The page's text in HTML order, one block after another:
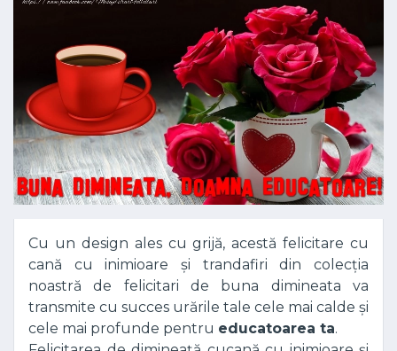
Cu un design ales cu grijă, acestă felicitare cu
cană cu inimioare și trandafiri din colecția
noastră de felicitari de buna dimineata va
transmite cu succes urările tale cele mai calde și
cele mai profunde pentru educatoarea ta.